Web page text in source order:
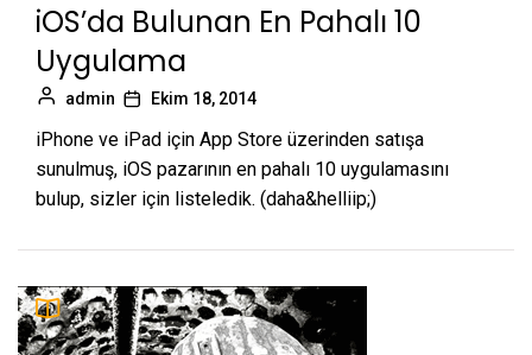
iOS’da Bulunan En Pahalı 10
Uygulama
admin Ekim 18, 2014
iPhone ve iPad için App Store üzerinden satışa
sunulmuş, iOS pazarının en pahalı 10 uygulamasını
bulup, sizler için listeledik. (daha&helliip;)